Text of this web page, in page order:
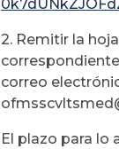
2. Remitir la
correo
El plazo para lo